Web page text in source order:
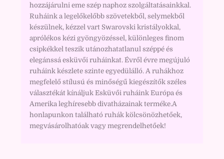
hozzájárulni eme szép naphoz szolgáltatásainkkal.
Ruháink a legelőkelőbb szövetekből, selymekből
készülnek, kézzel vart Swarovski kristályokkal,
aprólékos kézi gyöngyözéssel, különleges finom
csipkékkel teszik utánozhatatlanul széppé és
elegánssá esküvői ruháinkat. Évről évre megújuló
ruháink készlete szinte egyedülálló. A ruhákhoz
megfelelő stílusú és minőségű kiegészítők széles
választékát kínáljuk Esküvői ruháink Európa és
Amerika leghíresebb divatházainak terméke.A
honlapunkon található ruhák kölcsönözhetőek,
megvásárolhatóak vagy megrendelhetőek!